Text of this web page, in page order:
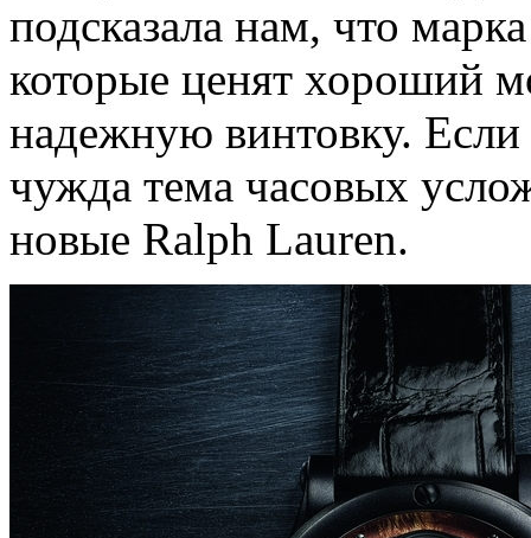
подсказала нам, что
которые ценят хороший
надежную винтовку. Если
чужда тема часовых
новые Ralph Lauren.